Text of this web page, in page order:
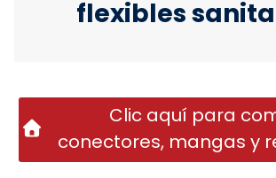
flexibles
Clic aquí para
conectores, mangas y